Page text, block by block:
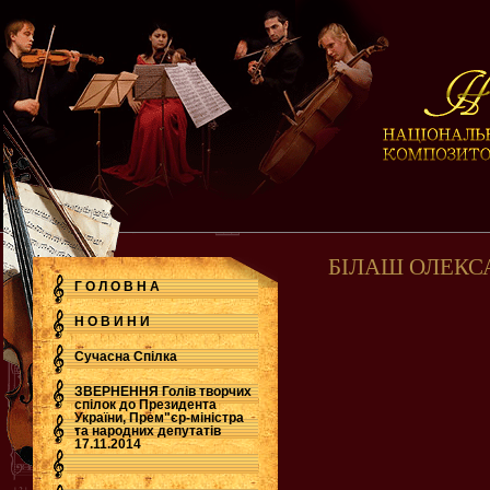
Г О Л О В Н А
Н О В И Н И
Сучасна Cпілка
ЗВЕРНЕННЯ Голів творчих
спілок до Президента
України, Прем"єр-міністра
та народних депутатів
17.11.2014
.
БІЛАШ